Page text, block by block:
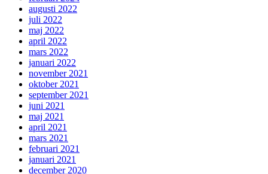
augusti 2022
juli 2022
maj 2022
april 2022
mars 2022
januari 2022
november 2021
oktober 2021
september 2021
juni 2021
maj 2021
april 2021
mars 2021
februari 2021
januari 2021
december 2020